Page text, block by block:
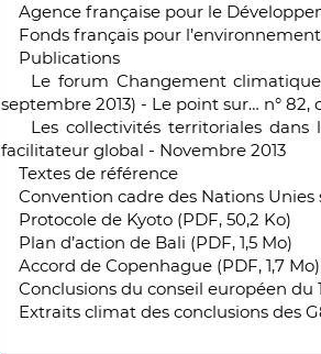
Agence française pour le
Fonds français pour
Publications
Le forum Changement climatique,
septembre 2013) - Le point sur… n° 82,
Les collectivités territoriales dans
facilitateur global - Novembre 2013
Textes de référence
Convention cadre des Nations
Protocole de Kyoto (PDF, 50,2 Ko)
Plan d’action de Bali (PDF, 1,5 Mo)
Accord de Copenhague (PDF, 1,7 Mo)
Conclusions du conseil européen du
Extraits climat des conclusions des